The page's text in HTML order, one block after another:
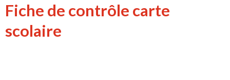
Fiche de contrôle carte
scolaire